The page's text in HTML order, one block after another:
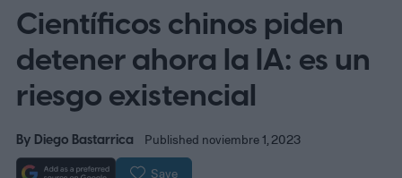
Científicos chinos piden
detener ahora la IA: es un
riesgo existencial
By Diego Bastarrica Published noviembre 1, 2023
Save